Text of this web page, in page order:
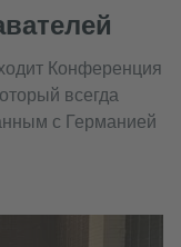
Конференция
всегда
с Германией